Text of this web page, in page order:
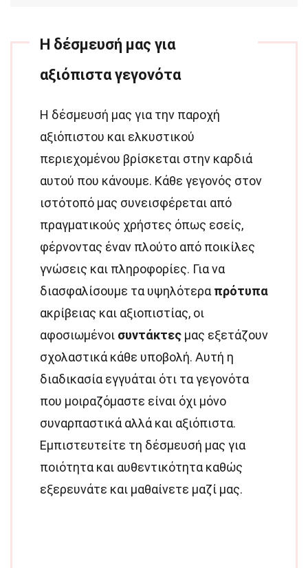
Η δέσμευσή μας για
αξιόπιστα γεγονότα
Η δέσμευσή μας για την παροχή
αξιόπιστου και ελκυστικού
περιεχομένου βρίσκεται στην καρδιά
αυτού που κάνουμε. Κάθε γεγονός στον
ιστότοπό μας συνεισφέρεται από
πραγματικούς χρήστες όπως εσείς,
φέρνοντας έναν πλούτο από ποικίλες
γνώσεις και πληροφορίες. Για να
διασφαλίσουμε τα υψηλότερα πρότυπα
ακρίβειας και αξιοπιστίας, οι
αφοσιωμένοι συντάκτες μας εξετάζουν
σχολαστικά κάθε υποβολή. Αυτή η
διαδικασία εγγυάται ότι τα γεγονότα
που μοιραζόμαστε είναι όχι μόνο
συναρπαστικά αλλά και αξιόπιστα.
Εμπιστευτείτε τη δέσμευσή μας για
ποιότητα και αυθεντικότητα καθώς
εξερευνάτε και μαθαίνετε μαζί μας.